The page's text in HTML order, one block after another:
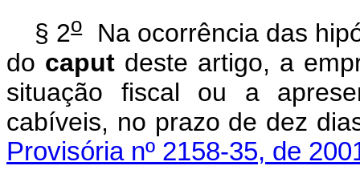
§ 2oNa ocorrência das
do caput deste artigo, a
situação fiscal ou a
cabíveis, no prazo de
Provisória nº 2158-35, de